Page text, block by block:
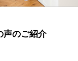
声のご紹介